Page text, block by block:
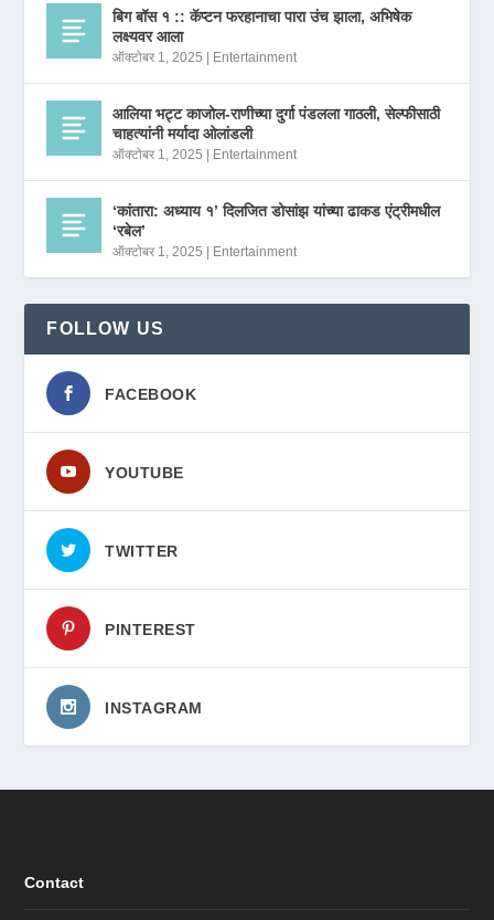
बिग बॉस १ :: कॅप्टन फरहानाचा पारा उंच झाला, अभिषेक
लक्ष्यवर आला
ऑक्टोबर 1, 2025 Entertainment
आलिया भट्ट काजोल-राणीच्या दुर्गा पंडलला गाठली, सेल्फीसाठी
चाहत्यांनी मर्यादा ओलांडली
ऑक्टोबर 1, 2025 Entertainment
‘कांतारा: अध्याय १’ दिलजित डोसांझ यांच्या ढाकड एंट्रीमधील
‘रबेल’
ऑक्टोबर 1, 2025 Entertainment
FOLLOW US
FACEBOOK
YOUTUBE
TWITTER
PINTEREST
INSTAGRAM
Contact